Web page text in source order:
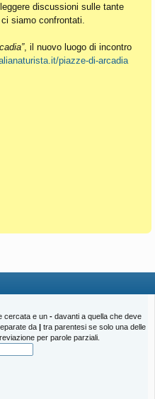
discussioni sulle tante
siamo confrontati.
, il nuovo luogo di incontro
piazze-di-arcadia
cercata e un - davanti a quella che deve
da | tra parentesi se solo una delle
per parole parziali.